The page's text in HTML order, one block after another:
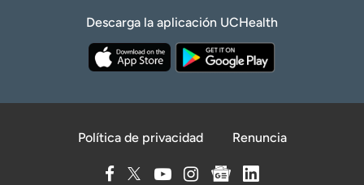
Descarga la aplicación UCHealth
Política de privacidad Renuncia